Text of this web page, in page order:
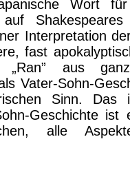
Wort
Interpretation
fast
aus ganz
Vater-Sohn-
Sinn. Das
Geschichte ist
alle